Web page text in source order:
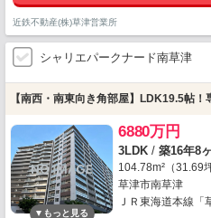
近鉄不動産(株)草津営業所
シャリエパークナード南草津
【南西・南東向き角部屋】LDK19.5帖
6880万円
3LDK / 築16年8
104.78m²（31.69
草津市南草津
ＪＲ東海道本線「